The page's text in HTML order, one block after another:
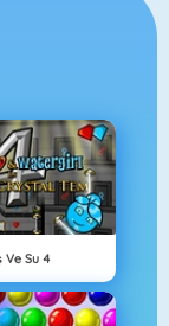
Ve Su 4